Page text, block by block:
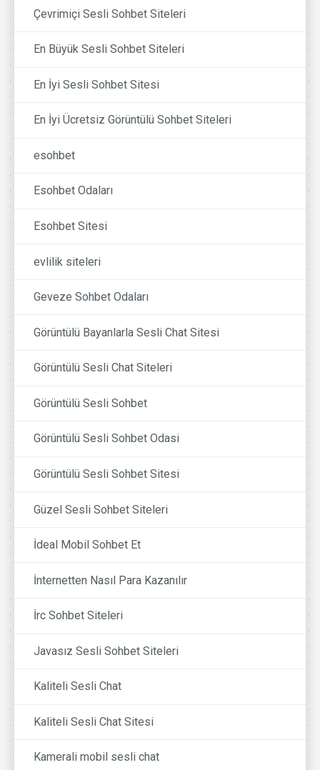
Çevrimiçi Sesli Sohbet Siteleri
En Büyük Sesli Sohbet Siteleri
En İyi Sesli Sohbet Sitesi
En İyi Ücretsiz Görüntülü Sohbet Siteleri
esohbet
Esohbet Odaları
Esohbet Sitesi
evlilik siteleri
Geveze Sohbet Odaları
Görüntülü Bayanlarla Sesli Chat Sitesi
Görüntülü Sesli Chat Siteleri
Görüntülü Sesli Sohbet
Görüntülü Sesli Sohbet Odasi
Görüntülü Sesli Sohbet Sitesi
Güzel Sesli Sohbet Siteleri
İdeal Mobil Sohbet Et
İnternetten Nasıl Para Kazanılır
İrc Sohbet Siteleri
Javasız Sesli Sohbet Siteleri
Kaliteli Sesli Chat
Kaliteli Sesli Chat Sitesi
Kamerali mobil sesli chat